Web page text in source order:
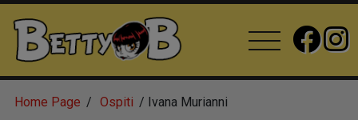
Home Page Ospiti Ivana Murianni